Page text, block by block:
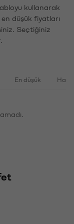
kullanarak
en düşük fiyatları
Seçtiğiniz
En düşük